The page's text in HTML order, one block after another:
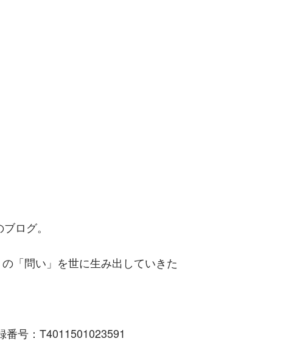
ログ。
「問い」を世に生み出していきた
号：T4011501023591